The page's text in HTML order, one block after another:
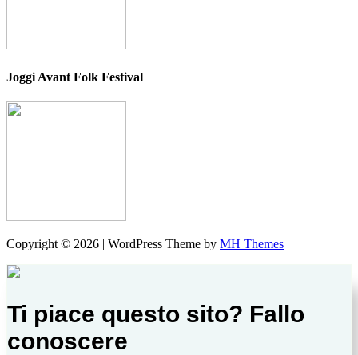
Joggi Avant Folk Festival
Copyright © 2026 | WordPress Theme by MH Themes
Ti piace questo sito? Fallo
conoscere